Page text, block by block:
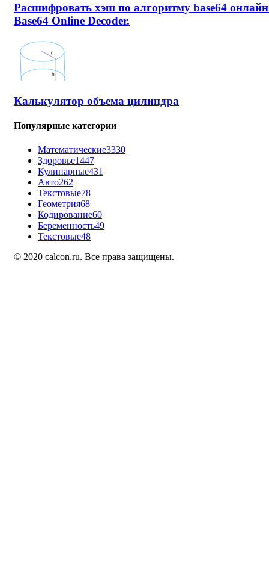
Расшифровать хэш по алгоритму base64
Base64 Online Decoder.
Калькулятор объема цилиндра
Популярные категории
Математические3330
Здоровье1447
Кулинарные431
Авто262
Текстовые78
Геометрия68
Кодирование60
Беременность49
Текстовые48
© 2020 calcon.ru. Все права защищены.